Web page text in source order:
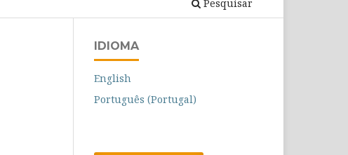
Pesquisar
IDIOMA
English
Português (Portugal)